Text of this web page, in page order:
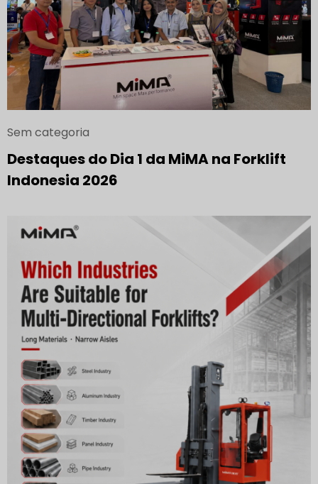
Sem categoria
Destaques do Dia 1 da MiMA na Forklift
Indonesia 2026